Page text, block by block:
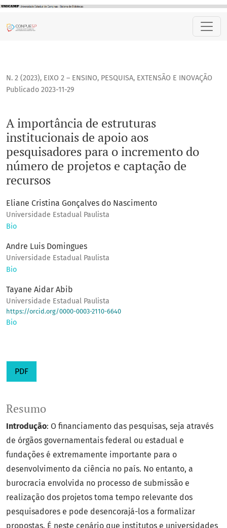
A importância de estruturas institucionais de apoio aos
N. 2 (2023), EIXO 2 – ENSINO, PESQUISA, EXTENSÃO E INOVAÇÃO
A importância de estruturas
institucionais de apoio aos
pesquisadores para o incremento do
número de projetos e captação de
recursos
Publicado 2023-11-29
Eliane Cristina Gonçalves do Nascimento
Universidade Estadual Paulista
Bio
Andre Luis Domingues
Universidade Estadual Paulista
Bio
Tayane Aidar Abib
Universidade Estadual Paulista
https://orcid.org/0000-0003-2110-6640
Bio
PDF
Resumo
Introdução: O financiamento das pesquisas, seja através
de órgãos governamentais federal ou estadual e
fundações é extremamente importante para o
desenvolvimento da ciência no país. No entanto, a
burocracia envolvida no processo de submissão e
realização dos projetos toma tempo relevante dos
pesquisadores e pode desencorajá-los a formalizar
propostas. É neste cenário que institutos e universidades